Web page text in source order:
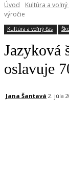
Úvod Kultúra a voľný
výročie
Kultúra a voľný čas
Jazyková
oslavuje
Jana Šantavá 2. júla